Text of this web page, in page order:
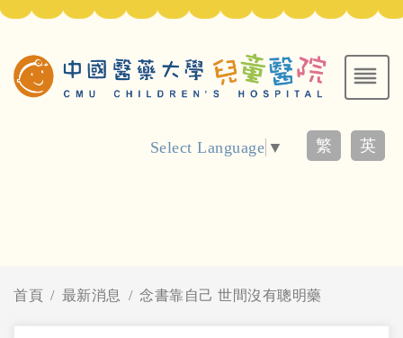
Select Language ▼ 繁 英
首頁 最新消息 念書靠自己 世間沒有聰明藥